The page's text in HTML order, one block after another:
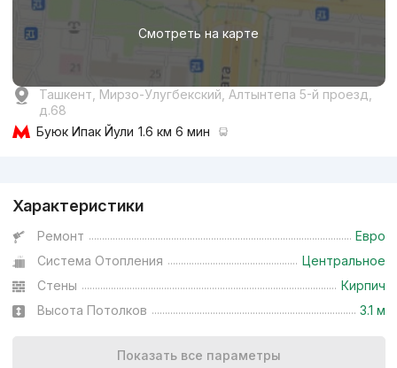
Смотреть на карте
Ташкент, Мирзо-Улугбекский, Алтынтепа 5-й проезд,
д.68
Буюк Ипак Йули 1.6 км 6 мин
Характеристики
Ремонт
Евро
Система Отопления
Центральное
Стены
Кирпич
Высота Потолков
3.1 м
Показать все параметры